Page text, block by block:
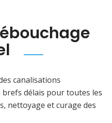
canalisations
délais pour toutes les
nettoyage et curage des